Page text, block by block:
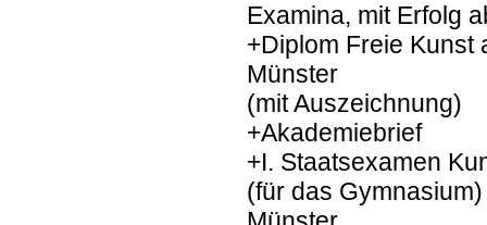
Examina, mit Erfolg
+Diplom Freie Kunst
Münster
(mit Auszeichnung)
+Akademiebrief
+I. Staatsexamen
(für das